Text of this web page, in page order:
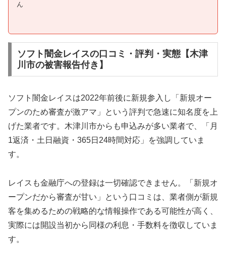
ん
ソフト闇金レイスの口コミ・評判・実態【木津
川市の被害報告付き】
ソフト闇金レイスは2022年前後に新規参入し「新規オー
プンのため審査が激アマ」という評判で急速に知名度を上
げた業者です。木津川市からも申込みが多い業者で、「月
1返済・土日融資・365日24時間対応」を強調していま
す。
レイスも金融庁への登録は一切確認できません。「新規オ
ープンだから審査が甘い」という口コミは、業者側が新規
客を集めるための戦略的な情報操作である可能性が高く、
実際には開設当初から同様の利息・手数料を徴収していま
す。